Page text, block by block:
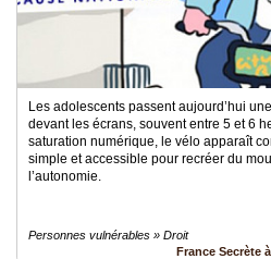
Les adolescents passent aujourd’hui
devant les écrans, souvent entre 5 et 6
saturation numérique, le vélo apparaît
simple et accessible pour recréer du
l’autonomie.
Personnes vulnérables » Droit
France Secrète